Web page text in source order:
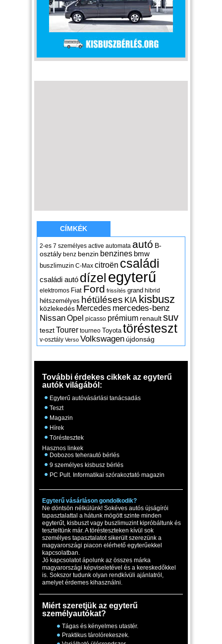
CÍMKÉK
2-es 7 személyes active automata autó B-
osztály benz benzin benzines bmw
buszlimuzin C-Max citroën családi
családi autó dízel egyterű
elektromos Fiat Ford frissítés grand hibrid
hétszemélyes hétüléses KIA kisbusz
közlekedés Mercedes mercedes-benz
NissanOpel picasso prémium renaultsuv
tesztTourer tourneo Toyota törésteszt
v-osztály Verso Volkswagen újdonság
További érdekes cikkek az egyterű
autók világából:
Egyterű autóvásárlási tanácsadás
Teszt
Magazin
Hírek
Töréstesztek
Hasznos linkek
Dobozos teherautó bérlés
9 személyes kisbusz bérlés
PC Pult. Informatikai szórakoztató magazin
Egyterű vásárláson gondolkodik?
Ne döntsön nélkülünk! Sokéves autós újságírói
tapasztalattal a hátunk mögött szinte minden
egyterűt, kisbuszt vagy buszlimuzint kipróbáltunk és
teszteltünk már. A törésteszteken kívül sok
személyes tapasztalatot sikerült szerezünk a
magyarországi piacon elérhető egyterűekkel
kapcsolatban.
Jó kapcsolatot ápolunk az összes márka
magyarországi képviseletével és a kereskedőkkel
is. Sokszor tudunk olyan rendkívüli ajánlatról,
amelyet érdemes kihasználni.
Miért szeretjük az egyterű
személyautókat?
Tágas és kényelmes utastér.
Praktikus tárolórekeszek.